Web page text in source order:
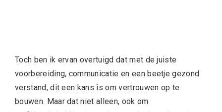
Toch ben ik ervan overtuigd dat met de juiste
voorbereiding, communicatie en een beetje gezond
verstand, dit een kans is om vertrouwen op te
bouwen. Maar dat niet alleen, ook om